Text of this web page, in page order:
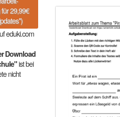
29,99€
eduki.com
Download
ist bei
nicht